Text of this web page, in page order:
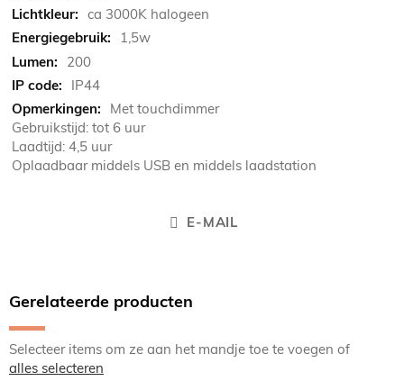
ca 3000K halogeen
1,5w
200
IP44
Met touchdimmer
Gebruikstijd: tot 6 uur
Laadtijd: 4,5 uur
Oplaadbaar middels USB en middels laadstation
E-MAIL
Gerelateerde producten
Selecteer items om ze aan het mandje toe te voegen of
alles selecteren